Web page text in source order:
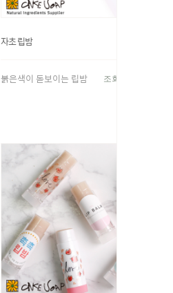
자초 립밤
붉은색이 돋보이는 립밤 조회수 48409